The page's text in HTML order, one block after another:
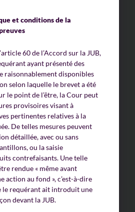
et conditions de la
60 de l’Accord sur la JUB,
ayant présenté des
raisonnablement disponibles
selon laquelle le brevet a été
le point de l’être, la Cour peut
provisoires visant à
pertinentes relatives à la
De telles mesures peuvent
détaillée, avec ou sans
ou la saisie
contrefaisants. Une telle
rendue « même avant
action au fond », c’est-à-dire
le requérant ait introduit une
devant la JUB.